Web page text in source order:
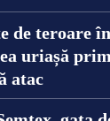
de teroare
uriașă
atac